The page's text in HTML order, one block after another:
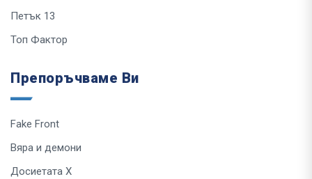
Петък 13
Топ Фактор
Препоръчваме Ви
Fake Front
Вяра и демони
Досиетата Х